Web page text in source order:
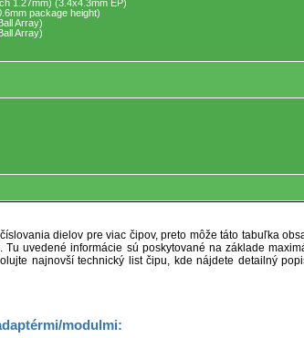
1.27mm) (3.4x4.3mm EP)
package height)
Array)
Array)
dielov pre viac čipov, preto môže táto tabuľka
uvedené informácie sú poskytované na základe
najnovší technický list čipu, kde nájdete detailný
modulmi: